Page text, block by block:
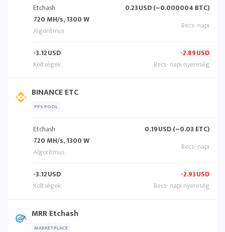
Etchash
720 MH/s, 1300 W
0.23USD (~0.000004 BTC)
-3.12USD -2.89USD
BINANCE ETC
PPS POOL
Etchash
720 MH/s, 1300 W
0.19USD (~0.03 ETC)
-3.12USD -2.93USD
MRR Etchash
MARKETPLACE